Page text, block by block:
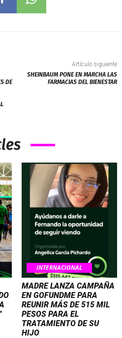
DE
Artículo siguiente
SHEINBAUM PONE EN MARCHA LAS
FARMACIAS DEL BIENESTAR
INTERNACIONAL
MADRE LANZA CAMPAÑA
EN GOFUNDME PARA
REUNIR MÁS DE 515 MIL
PESOS PARA EL
TRATAMIENTO DE SU
HIJO